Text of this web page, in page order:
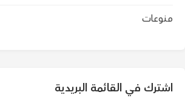
منوعات
اشترك في القائمة البريدية